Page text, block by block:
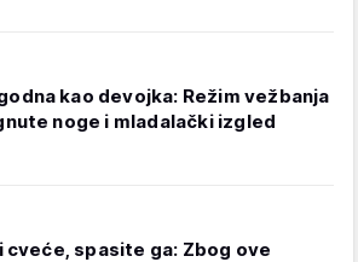
kao devojka: Režim vežbanja
noge i mladalački izgled
cveće, spasite ga: Zbog ove